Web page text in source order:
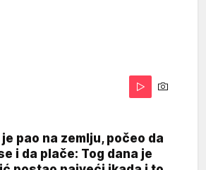
je pao na zemlju, počeo da
i da plače: Tog dana je